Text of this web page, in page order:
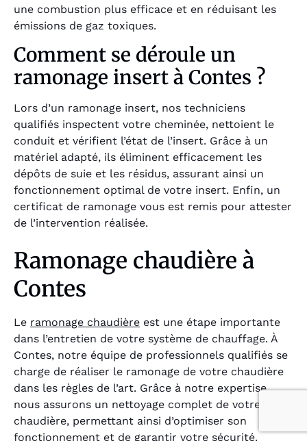
une combustion plus efficace et en réduisant les
émissions de gaz toxiques.
Comment se déroule un
ramonage insert à Contes ?
Lors d’un ramonage insert, nos techniciens
qualifiés inspectent votre cheminée, nettoient le
conduit et vérifient l’état de l’insert. Grâce à un
matériel adapté, ils éliminent efficacement les
dépôts de suie et les résidus, assurant ainsi un
fonctionnement optimal de votre insert. Enfin, un
certificat de ramonage vous est remis pour attester
de l’intervention réalisée.
Ramonage chaudière à
Contes
Le ramonage chaudière est une étape importante
dans l’entretien de votre système de chauffage. À
Contes, notre équipe de professionnels qualifiés se
charge de réaliser le ramonage de votre chaudière
dans les règles de l’art. Grâce à notre expertise,
nous assurons un nettoyage complet de votre
chaudière, permettant ainsi d’optimiser son
fonctionnement et de garantir votre sécurité.